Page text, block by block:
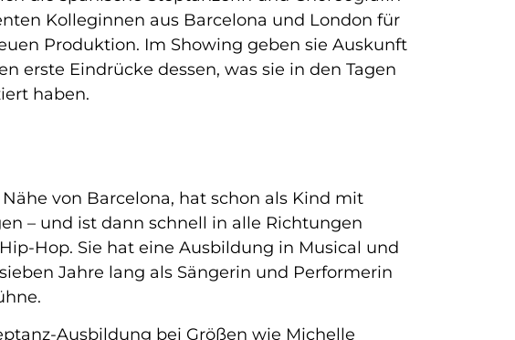
Kolleginnen aus Barcelona und London für
Produktion. Im Showing geben sie Auskunft
erste Eindrücke dessen, was sie in den Tagen
haben.
von Barcelona, hat schon als Kind mit
– und ist dann schnell in alle Richtungen
Hop. Sie hat eine Ausbildung in Musical und
Jahre lang als Sängerin und Performerin
Ausbildung bei Größen wie Michelle